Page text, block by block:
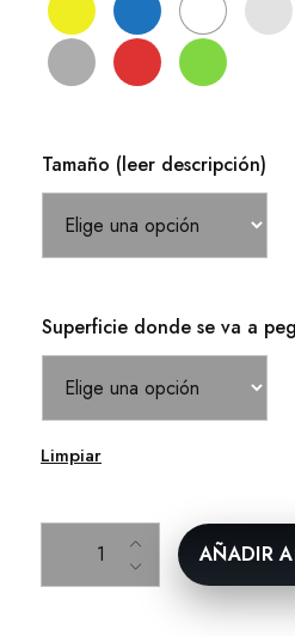
Tamaño (leer descripción)
Superficie donde se va a
Limpiar
Pesca cantidad
AÑADIR